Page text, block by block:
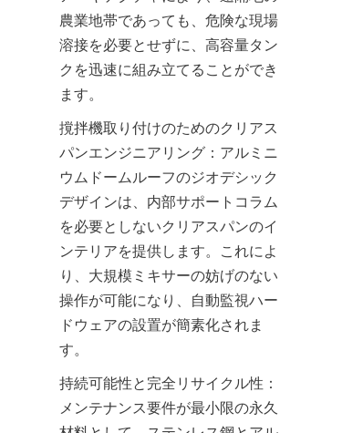
農業地帯であっても、危険な現場
溶接を必要とせずに、高容量タン
クを迅速に組み立てることができ
ます。
撹拌機取り付けのためのクリアス
パンエンジニアリング：アルミニ
ウムドームルーフのジオデシック
デザインは、内部サポートコラム
を必要としないクリアスパンのイ
ンテリアを提供します。これによ
り、大規模ミキサーの妨げのない
操作が可能になり、自動監視ハー
ドウェアの設置が簡素化されま
す。
持続可能性と完全リサイクル性：
メンテナンス要件が最小限の永久